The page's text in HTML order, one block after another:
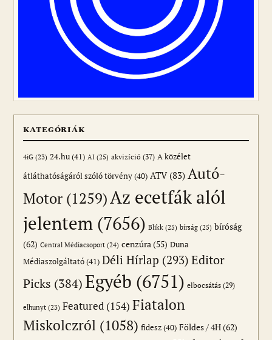
KATEGÓRIÁK
4iG (23) 24.hu(41) AI (25) akvizíció (37) A közélet
átláthatóságáról szóló törvény(40) ATV(83) Autó-
Motor (1259)Az ecetfák alól
jelentem (7656) Blikk (25) bírság (25) bíróság
(62) Central Médiacsoport (24) cenzúra(55) Duna
Médiaszolgáltató(41) Déli Hírlap (293) Editor
Picks (384)Egyéb (6751) elbocsátás (29)
elhunyt (23) Featured (154) Fiatalon
Miskolczról (1058) fidesz(40) Földes / 4H(62)